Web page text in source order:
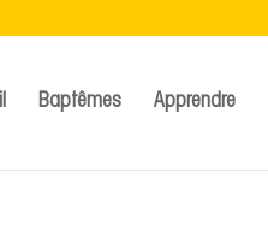
Baptêmes Apprendre